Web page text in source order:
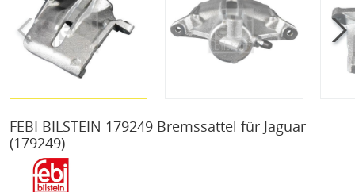
FEBI BILSTEIN 179249 Bremssattel für Jaguar
(179249)